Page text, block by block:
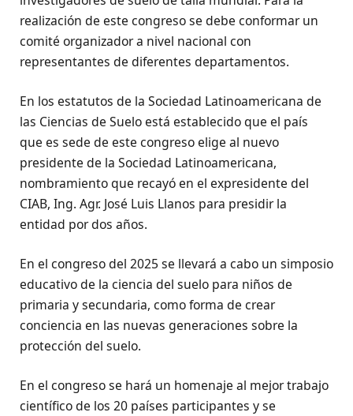
realización de este congreso se debe conformar un
comité organizador a nivel nacional con
representantes de diferentes departamentos.
En los estatutos de la Sociedad Latinoamericana de
las Ciencias de Suelo está establecido que el país
que es sede de este congreso elige al nuevo
presidente de la Sociedad Latinoamericana,
nombramiento que recayó en el expresidente del
CIAB, Ing. Agr. José Luis Llanos para presidir la
entidad por dos años.
En el congreso del 2025 se llevará a cabo un simposio
educativo de la ciencia del suelo para niños de
primaria y secundaria, como forma de crear
conciencia en las nuevas generaciones sobre la
protección del suelo.
En el congreso se hará un homenaje al mejor trabajo
científico de los 20 países participantes y se